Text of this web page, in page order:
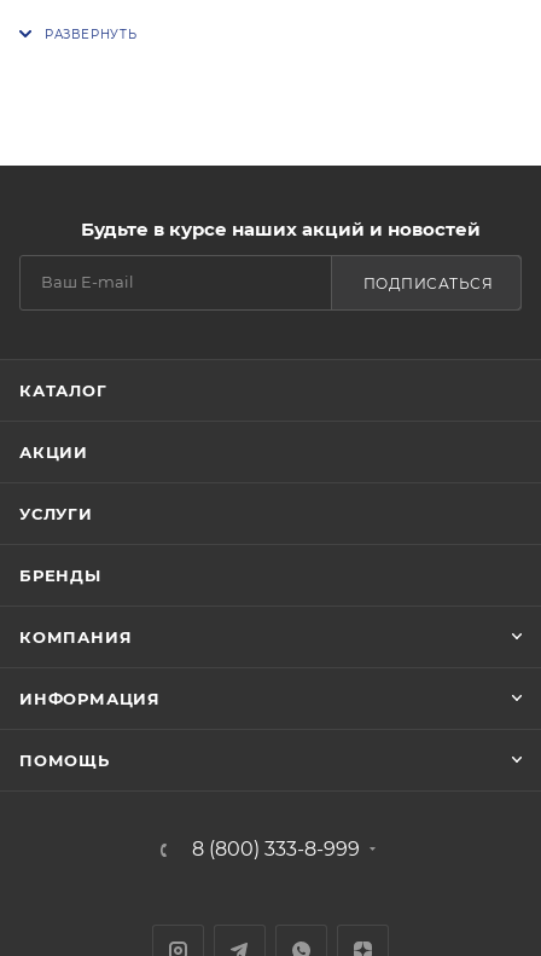
Толщина 9мм
(PEI IV)Будьте в курсе наших акций и новостей
ПОДПИСАТЬСЯ
КАТАЛОГ
АКЦИИ
УСЛУГИ
БРЕНДЫ
КОМПАНИЯ
ИНФОРМАЦИЯ
ПОМОЩЬ
8 (800) 333-8-999